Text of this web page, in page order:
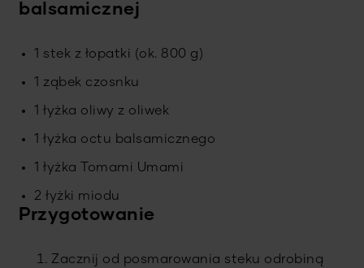
balsamicznej
1 stek z łopatki (ok. 800 g)
1 ząbek czosnku
1 łyżka oliwy z oliwek
1 łyżka octu balsamicznego
1 łyżka Tomami Umami
2 łyżki miodu
Przygotowanie
Zacznij od posmarowania steku odrobiną